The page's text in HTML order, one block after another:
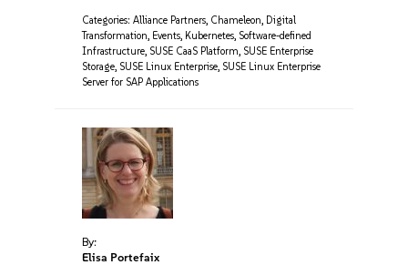
Categories: Alliance Partners, Chameleon, Digital
Transformation, Events, Kubernetes, Software-defined
Infrastructure, SUSE CaaS Platform, SUSE Enterprise
Storage, SUSE Linux Enterprise, SUSE Linux Enterprise
Server for SAP Applications
By:
Elisa Portefaix